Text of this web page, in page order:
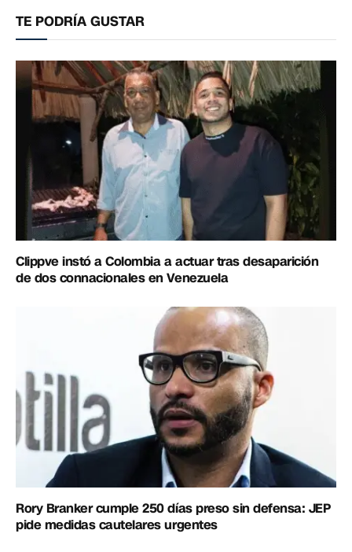
TE PODRÍA GUSTAR
Clippve instó a Colombia a actuar tras desaparición
de dos connacionales en Venezuela
Rory Branker cumple 250 días preso sin defensa: JEP
pide medidas cautelares urgentes